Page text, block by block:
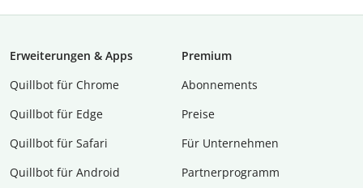
Erweiterungen & Apps
Quillbot für Chrome
Quillbot für Edge
Quillbot für Safari
Quillbot für Android
Premium
Abon­ne­ments
Preise
Für Unternehmen
Partnerprogramm